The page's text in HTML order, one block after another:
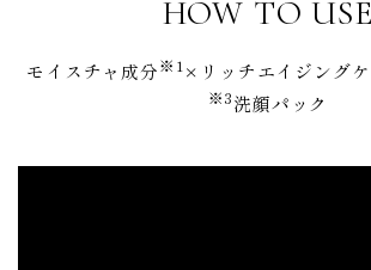
HOW TO USE
モイスチャ成分※1 ×リッチエイジングケ
※3洗顔パック